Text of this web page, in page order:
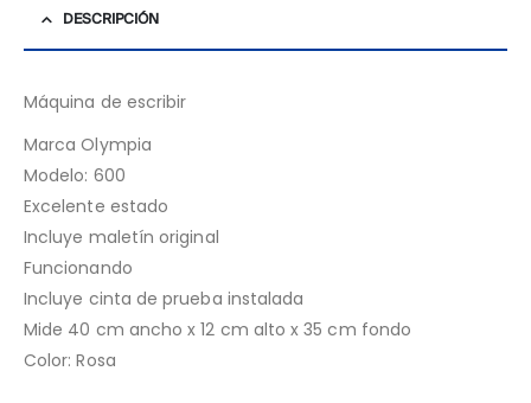
DESCRIPCIÓN
Máquina de escribir
Marca Olympia
Modelo: 600
Excelente estado
Incluye maletín original
Funcionando
Incluye cinta de prueba instalada
Mide 40 cm ancho x 12 cm alto x 35 cm fondo
Color: Rosa